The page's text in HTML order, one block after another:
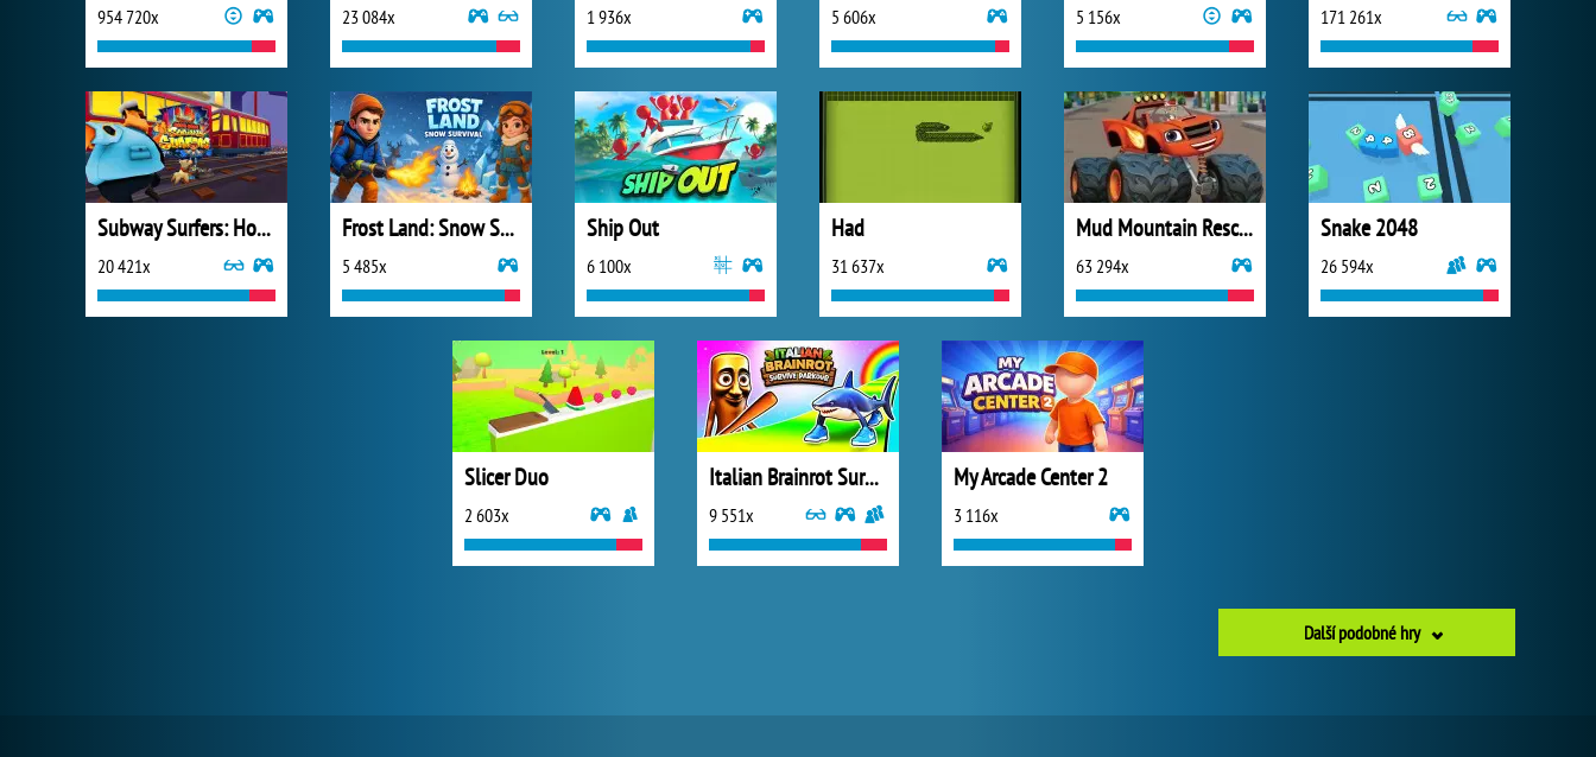
954 720x 23 084x 1 936x 5 606x 5 156x 171 261x
Subway Surfers: Hong Kong
20 421x
Frost Land: Snow Survival
5 485x
Ship Out
6 100x
Had
31 637x
Mud Mountain Rescue
63 294x
Snake 2048
26 594x
Slicer Duo
2 603x
Italian Brainrot Survive Parkour
9 551x
My Arcade Center 2
3 116x
Další podobné hry